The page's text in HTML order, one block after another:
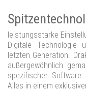
leistungsstarke
Digitale
letzten Generation.
außergewöhnlich
spezifischer
Alles in einem